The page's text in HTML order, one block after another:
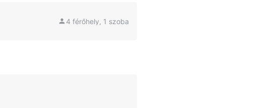
4 férőhely, 1 szoba